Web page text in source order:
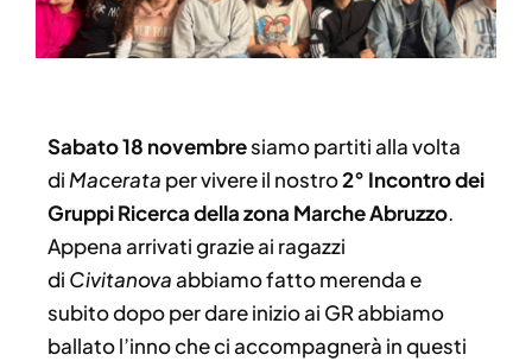
Sabato 18 novembresiamo partiti alla volta
di Macerata per vivere il nostro2° Incontro dei
Gruppi Ricerca della zona Marche Abruzzo.
Appena arrivati grazie ai ragazzi
di Civitanovaabbiamo fatto merenda e
subito dopo per dare inizio ai GR abbiamo
ballato l’inno che ci accompagnerà in questi